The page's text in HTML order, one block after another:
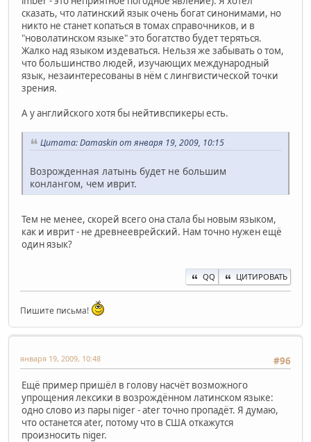
сказать, что латинский язык очень богат синонимами, но
никто не станет копаться в томах справочников, и в
"новолатинском языке" это богатство будет теряться.
Жалко над языком издеваться. Нельзя же забывать о том,
что большинство людей, изучающих международный
язык, незаинтересованы в нём с лингвистической точки
зрения.
А у английского хотя бы нейтивспикеры есть.
Цитата: Damaskin от января 19, 2009, 10:15
Возрожденная латынь будет не большим
конлангом, чем иврит.
Тем не менее, скорей всего она стала бы новым языком,
как и иврит - не древнееврейский. Нам точно нужен ещё
один язык?
QQ ЦИТИРОВАТЬ
Пишите письма!
#96
января 19, 2009, 10:48
Ещё пример пришёл в голову насчёт возможного
упрощения лексики в возрождённом латинском языке:
одно слово из пары niger - ater точно пропадёт. Я думаю,
что останется ater, потому что в США откажутся
произносить niger.